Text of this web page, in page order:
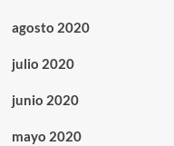
agosto 2020
julio 2020
junio 2020
mayo 2020